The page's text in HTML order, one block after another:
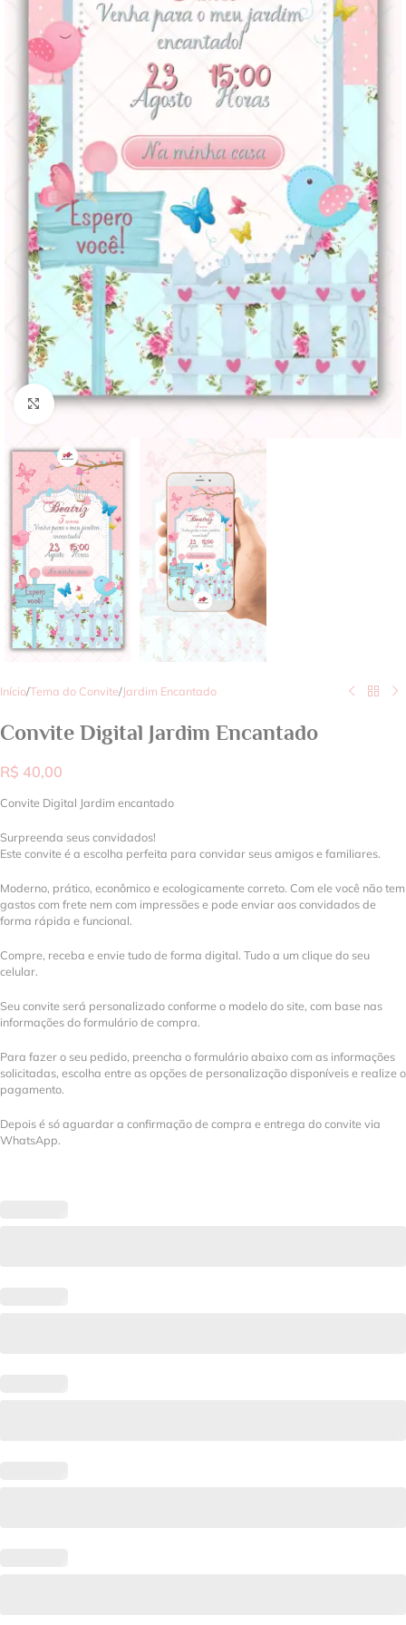
Clique para ampliar
Início/Tema do Convite/Jardim Encantado
Convite Digital Jardim Encantado
R$ 40,00
Convite Digital Jardim encantado
Surpreenda seus convidados!
Este convite é a escolha perfeita para convidar seus amigos e familiares.
Moderno, prático, econômico e ecologicamente correto. Com ele você não tem
gastos com frete nem com impressões e pode enviar aos convidados de
forma rápida e funcional.
Compre, receba e envie tudo de forma digital. Tudo a um clique do seu
celular.
Seu convite será personalizado conforme o modelo do site, com base nas
informações do formulário de compra.
Para fazer o seu pedido, preencha o formulário abaixo com as informações
solicitadas, escolha entre as opções de personalização disponíveis e realize o
pagamento.
Depois é só aguardar a confirmação de compra e entrega do convite via
WhatsApp.